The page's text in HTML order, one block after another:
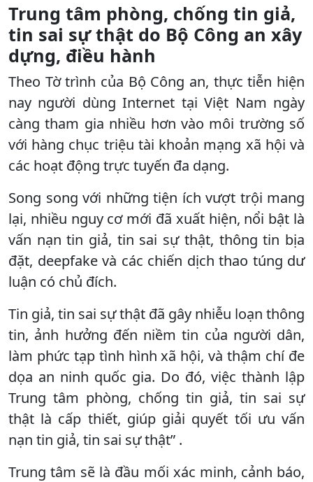
Trung tâm phòng, chống tin giả,
tin sai sự thật do Bộ Công an xây
dựng, điều hành
Theo Tờ trình của Bộ Công an, thực tiễn hiện
nay người dùng Internet tại Việt Nam ngày
càng tham gia nhiều hơn vào môi trường số
với hàng chục triệu tài khoản mạng xã hội và
các hoạt động trực tuyến đa dạng.
Song song với những tiện ích vượt trội mang
lại, nhiều nguy cơ mới đã xuất hiện, nổi bật là
vấn nạn tin giả, tin sai sự thật, thông tin bịa
đặt, deepfake và các chiến dịch thao túng dư
luận có chủ đích.
Tin giả, tin sai sự thật đã gây nhiễu loạn thông
tin, ảnh hưởng đến niềm tin của người dân,
làm phức tạp tình hình xã hội, và thậm chí đe
dọa an ninh quốc gia. Do đó, việc thành lập
Trung tâm phòng, chống tin giả, tin sai sự
thật là cấp thiết, giúp giải quyết tối ưu vấn
nạn tin giả, tin sai sự thật” .
Trung tâm sẽ là đầu mối xác minh, cảnh báo,